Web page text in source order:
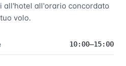
all'hotel all'orario concordato
volo.
10:00–15:00